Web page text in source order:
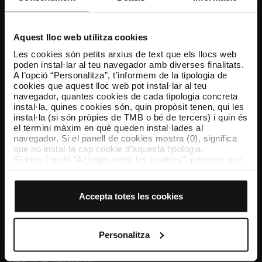
Aquest lloc web utilitza cookies
Les cookies són petits arxius de text que els llocs web
poden instal·lar al teu navegador amb diverses finalitats.
A l’opció “Personalitza”, t’informem de la tipologia de
cookies que aquest lloc web pot instal·lar al teu
navegador, quantes cookies de cada tipologia concreta
instal·la, quines cookies són, quin propòsit tenen, qui les
instal·la (si són pròpies de TMB o bé de tercers) i quin és
el termini màxim en què queden instal·lades al
navegador. Si el panell de cookies mostra (0), significa
que no instal·la cap cookie d’aquesta tipologia.
Si tries l’opció “Accepta totes les cookies”, permets que
El selector que es troba a la dreta de cada tipologia de
cookies d’aquella classe.
Un cop hagis marcat les teves preferències, has de fer
clic sobre “Selecciona i configura”. Així, s’instal·laran
només les cookies de la tipologia que hagis seleccionat
personalització, perquè permeten recordar les teves
Accepta totes les cookies
Personalitza
Resol els teus dubtes
Segueix-nos
TMB a les xarxes socials
TMB App
Descarrega’t TMB App i compra els teus bitllets
App Store Google Play